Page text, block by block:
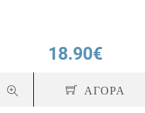
18.90€
ΑΓΟΡΑ